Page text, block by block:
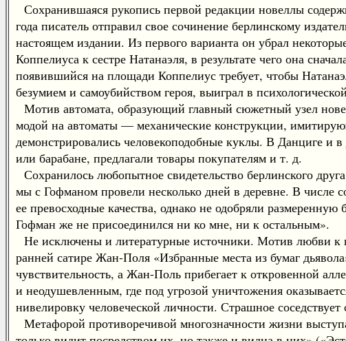
Сохранившаяся рукопись первой редакции новеллы
года писатель отправил свое сочинение берлинскому
настоящем издании. Из первого варианта он убрал
Коппелиуса к сестре Натанаэля, в результате чего она
появившийся на площади Коппелиус требует, чтобы
безумием и самоубийством героя, выиграл в
Мотив автомата, образующий главный сюжетный узел
модой на автоматы — механические конструкции,
демонстрировались человекоподобные куклы. В Данциге и
или барабане, предлагали товары покупателям и т. д.
Сохранилось любопытное свидетельство берлинского
мы с Гофманом провели несколько дней в деревне. В числе
ее превосходные качества, однако не одобряли
Гофман же не присоединился ни ко мне, ни к остальным».
Не исключены и литературные источники. Мотив любви к
ранней сатире Жан-Поля «Избранные места из бумаг
чувствительность, а Жан-Поль прибегает к откровенной
и неодушевленным, где под угрозой уничтожения
нивелировку человеческой личности. Страшное
Метафорой противоречивой многозначности жизни